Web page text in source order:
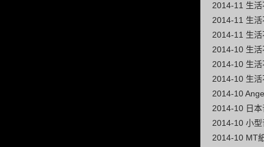
2014-11 生活
2014-11 生活
2014-11 生活
2014-10 生活
2014-10 生活
2014-10 生活
2014-10
2014-10 日
2014-10 小
2014-10 MT